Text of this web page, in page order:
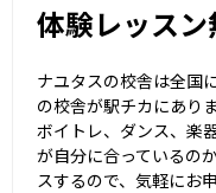
体験レッスン
ナユタスの校舎は全国
の校舎が駅チカにありま
ボイトレ、ダンス、楽
が自分に合っているの
スするので、気軽にお